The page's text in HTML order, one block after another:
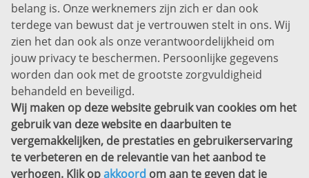
Disclaimer
Privacyverklaring
Sitemap
Copyright
Bekijk ook eens
belang is. Onze werknemers zijn zich er dan ook
terdege van bewust dat je vertrouwen stelt in ons. Wij
zien het dan ook als onze verantwoordelijkheid om
jouw privacy te beschermen. Persoonlijke gegevens
worden dan ook met de grootste zorgvuldigheid
behandeld en beveiligd.
Wij maken op deze website gebruik van cookies om het
gebruik van deze website en daarbuiten te
vergemakkelijken, de prestaties en gebruikerservaring
te verbeteren en de relevantie van het aanbod te
verhogen. Klik opakkoord om aan te geven dat je